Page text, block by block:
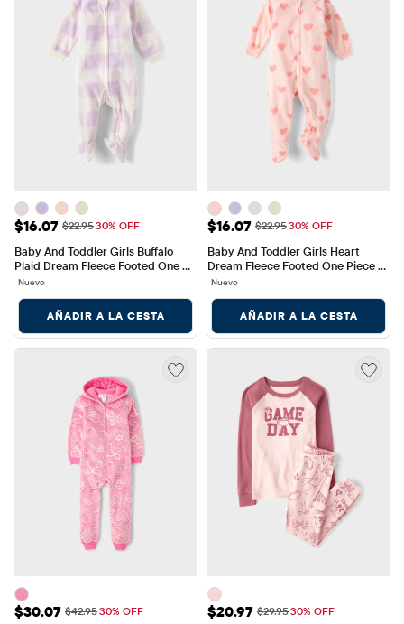
Precio de venta: $16.07
$16.07 Precio original: $22.95
$22.9530% OFF
Baby And Toddler Girls Buffalo
Plaid Dream Fleece Footed One
Piece Pajamas
Nuevo
AÑADIR A LA CESTA
Precio de venta: $16.07
$16.07 Precio original: $22.95
$22.9530% OFF
Baby And Toddler Girls Heart
Dream Fleece Footed One Piece
Pajamas
Nuevo
AÑADIR A LA CESTA
Precio de venta: $30.07
$30.07 Precio original: $42.95
$42.9530% OFF Precio de venta: $20.97
$20.97 Precio original: $29.95
$29.9530% OFF